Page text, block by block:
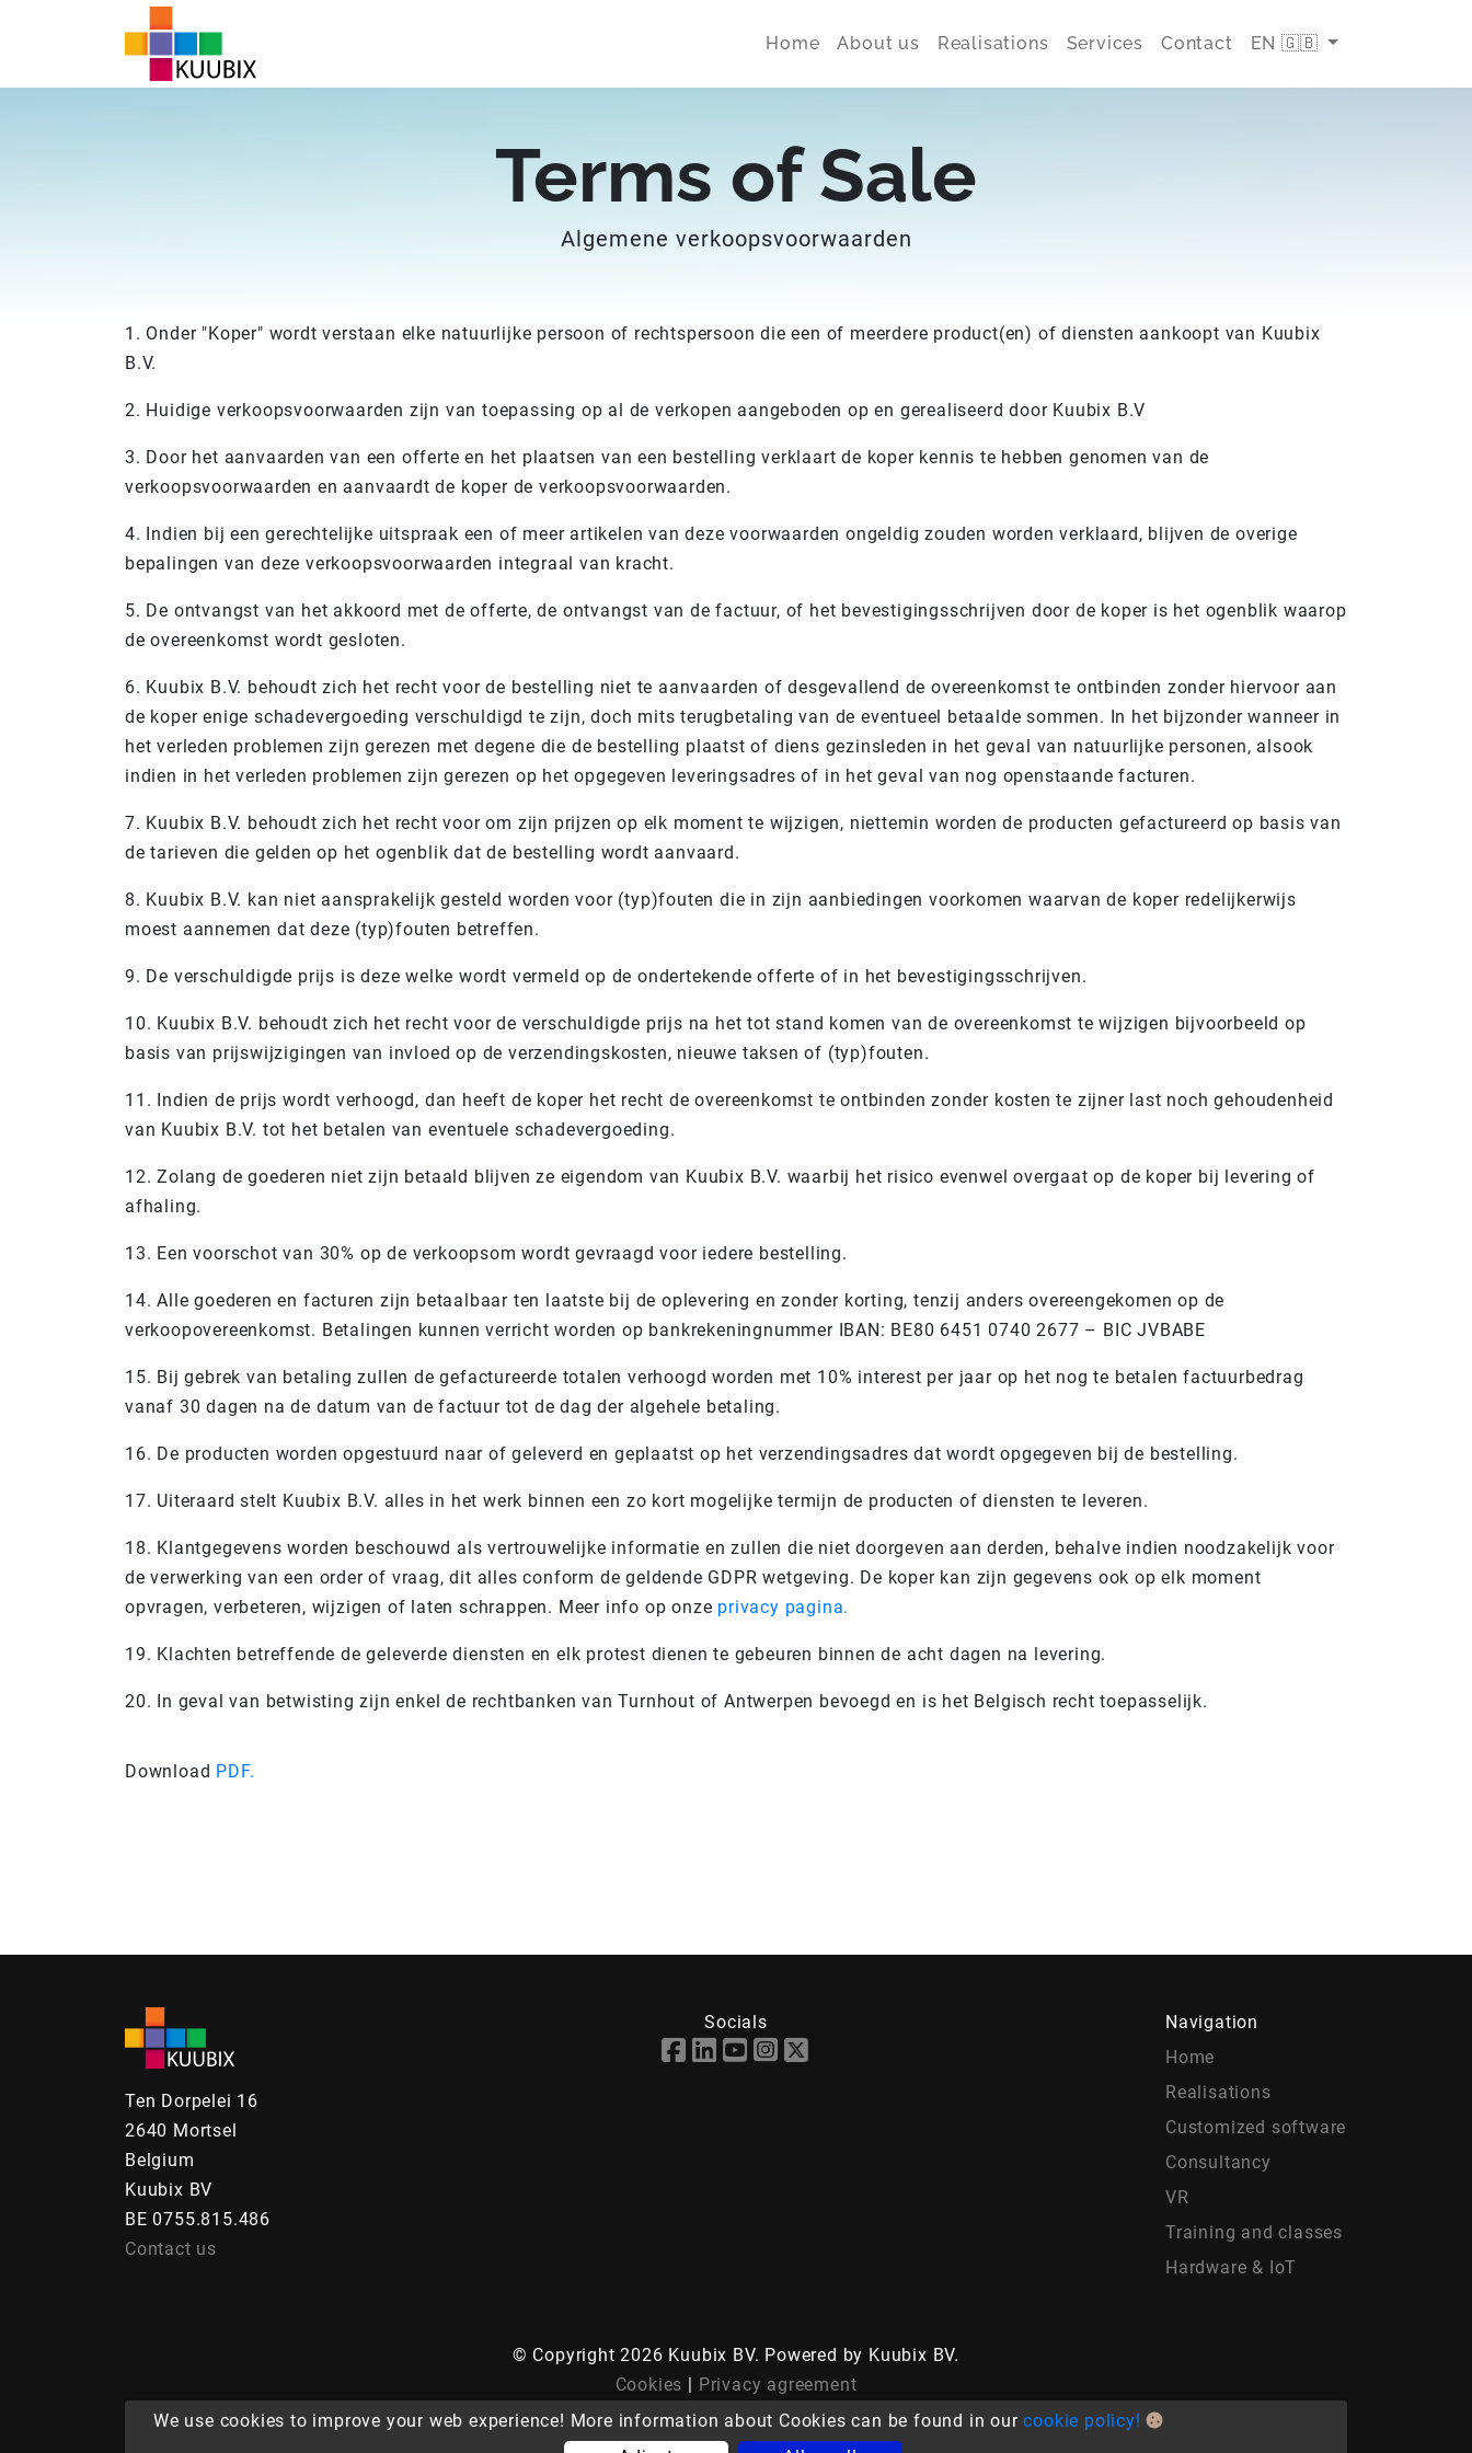
Home About us Realisations Services Contact EN 🇬🇧
Terms of Sale
Algemene verkoopsvoorwaarden
1. Onder "Koper" wordt verstaan elke natuurlijke persoon of rechtspersoon die een of meerdere product(en) of diensten aankoopt van Kuubix
B.V.
2. Huidige verkoopsvoorwaarden zijn van toepassing op al de verkopen aangeboden op en gerealiseerd door Kuubix B.V
3. Door het aanvaarden van een offerte en het plaatsen van een bestelling verklaart de koper kennis te hebben genomen van de
verkoopsvoorwaarden en aanvaardt de koper de verkoopsvoorwaarden.
4. Indien bij een gerechtelijke uitspraak een of meer artikelen van deze voorwaarden ongeldig zouden worden verklaard, blijven de overige
bepalingen van deze verkoopsvoorwaarden integraal van kracht.
5. De ontvangst van het akkoord met de offerte, de ontvangst van de factuur, of het bevestigingsschrijven door de koper is het ogenblik waarop
de overeenkomst wordt gesloten.
6. Kuubix B.V. behoudt zich het recht voor de bestelling niet te aanvaarden of desgevallend de overeenkomst te ontbinden zonder hiervoor aan
de koper enige schadevergoeding verschuldigd te zijn, doch mits terugbetaling van de eventueel betaalde sommen. In het bijzonder wanneer in
het verleden problemen zijn gerezen met degene die de bestelling plaatst of diens gezinsleden in het geval van natuurlijke personen, alsook
indien in het verleden problemen zijn gerezen op het opgegeven leveringsadres of in het geval van nog openstaande facturen.
7. Kuubix B.V. behoudt zich het recht voor om zijn prijzen op elk moment te wijzigen, niettemin worden de producten gefactureerd op basis van
de tarieven die gelden op het ogenblik dat de bestelling wordt aanvaard.
8. Kuubix B.V. kan niet aansprakelijk gesteld worden voor (typ)fouten die in zijn aanbiedingen voorkomen waarvan de koper redelijkerwijs
moest aannemen dat deze (typ)fouten betreffen.
9. De verschuldigde prijs is deze welke wordt vermeld op de ondertekende offerte of in het bevestigingsschrijven.
10. Kuubix B.V. behoudt zich het recht voor de verschuldigde prijs na het tot stand komen van de overeenkomst te wijzigen bijvoorbeeld op
basis van prijswijzigingen van invloed op de verzendingskosten, nieuwe taksen of (typ)fouten.
11. Indien de prijs wordt verhoogd, dan heeft de koper het recht de overeenkomst te ontbinden zonder kosten te zijner last noch gehoudenheid
van Kuubix B.V. tot het betalen van eventuele schadevergoeding.
12. Zolang de goederen niet zijn betaald blijven ze eigendom van Kuubix B.V. waarbij het risico evenwel overgaat op de koper bij levering of
afhaling.
13. Een voorschot van 30% op de verkoopsom wordt gevraagd voor iedere bestelling.
14. Alle goederen en facturen zijn betaalbaar ten laatste bij de oplevering en zonder korting, tenzij anders overeengekomen op de
verkoopovereenkomst. Betalingen kunnen verricht worden op bankrekeningnummer IBAN: BE80 6451 0740 2677 – BIC JVBABE
15. Bij gebrek van betaling zullen de gefactureerde totalen verhoogd worden met 10% interest per jaar op het nog te betalen factuurbedrag
vanaf 30 dagen na de datum van de factuur tot de dag der algehele betaling.
16. De producten worden opgestuurd naar of geleverd en geplaatst op het verzendingsadres dat wordt opgegeven bij de bestelling.
17. Uiteraard stelt Kuubix B.V. alles in het werk binnen een zo kort mogelijke termijn de producten of diensten te leveren.
18. Klantgegevens worden beschouwd als vertrouwelijke informatie en zullen die niet doorgeven aan derden, behalve indien noodzakelijk voor
de verwerking van een order of vraag, dit alles conform de geldende GDPR wetgeving. De koper kan zijn gegevens ook op elk moment
opvragen, verbeteren, wijzigen of laten schrappen. Meer info op onze privacy pagina.
19. Klachten betreffende de geleverde diensten en elk protest dienen te gebeuren binnen de acht dagen na levering.
20. In geval van betwisting zijn enkel de rechtbanken van Turnhout of Antwerpen bevoegd en is het Belgisch recht toepasselijk.
Download PDF.
Ten Dorpelei 16
2640 Mortsel
Belgium
Kuubix BV
BE 0755.815.486
Contact us
Socials
Navigation
Home
Realisations
Customized software
Consultancy
VR
Training and classes
Hardware & IoT
© Copyright 2026 Kuubix BV. Powered by Kuubix BV.
Cookies | Privacy agreement
Terms of Sale
We use cookies to improve your web experience! More information about Cookies can be found in ourcookie policy!